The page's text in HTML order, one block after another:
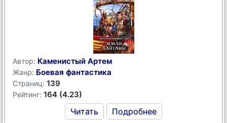
Автор: Каменистый Артем
Жанр: Боевая фантастика
Страниц: 139
Рейтинг: 164 (4.23)
Читать Подробнее